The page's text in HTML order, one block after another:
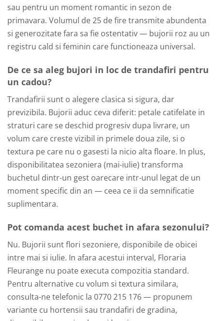
sau pentru un moment romantic in sezon de
primavara. Volumul de 25 de fire transmite abundenta
si generozitate fara sa fie ostentativ — bujorii roz au un
registru cald si feminin care functioneaza universal.
De ce sa aleg bujori in loc de trandafiri pentru
un cadou?
Trandafirii sunt o alegere clasica si sigura, dar
previzibila. Bujorii aduc ceva diferit: petale catifelate in
straturi care se deschid progresiv dupa livrare, un
volum care creste vizibil in primele doua zile, si o
textura pe care nu o gasesti la nicio alta floare. In plus,
disponibilitatea sezoniera (mai-iulie) transforma
buchetul dintr-un gest oarecare intr-unul legat de un
moment specific din an — ceea ce ii da semnificatie
suplimentara.
Pot comanda acest buchet in afara sezonului?
Nu. Bujorii sunt flori sezoniere, disponibile de obicei
intre mai si iulie. In afara acestui interval, Floraria
Fleurange nu poate executa compozitia standard.
Pentru alternative cu volum si textura similara,
consulta-ne telefonic la 0770 215 176 — propunem
variante cu hortensii sau trandafiri de gradina,